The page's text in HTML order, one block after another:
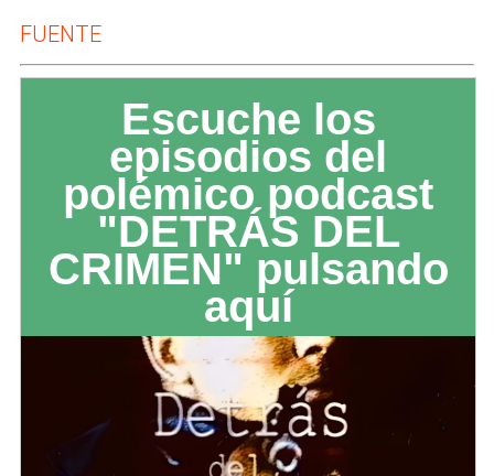
FUENTE
Escuche los
episodios del
polémico podcast
"DETRÁS DEL
CRIMEN" pulsando
aquí